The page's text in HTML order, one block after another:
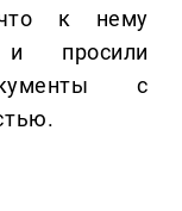
что к нему
и просили
с